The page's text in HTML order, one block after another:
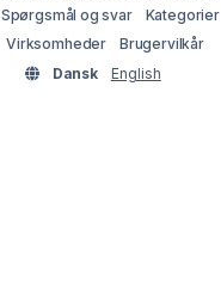
Spørgsmål og svar Kategorier
Virksomheder
Brugervilkår
Dansk
English